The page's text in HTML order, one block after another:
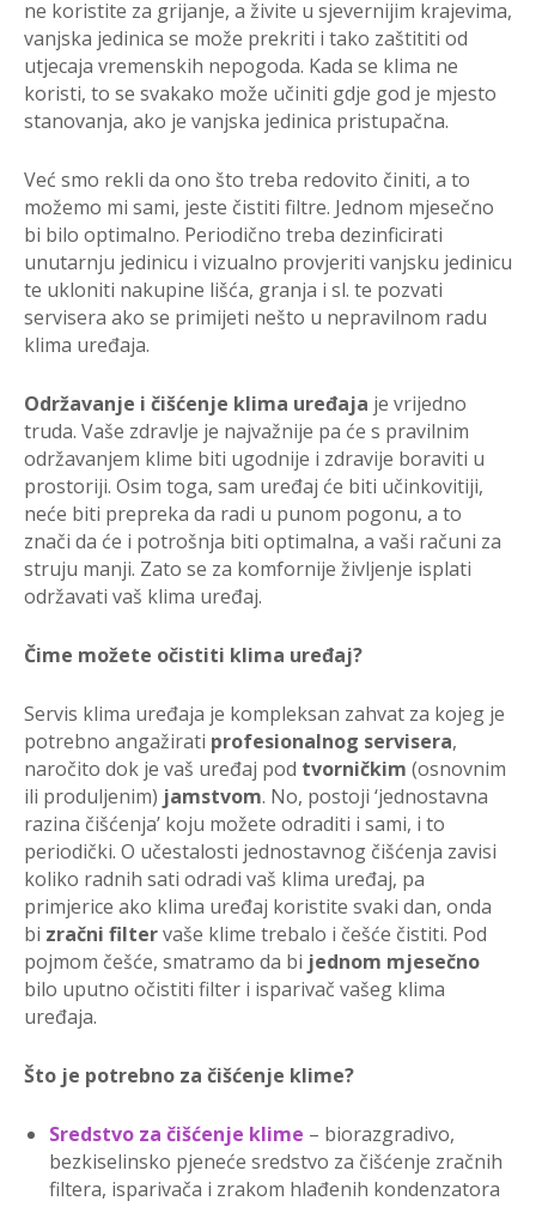
ne koristite za grijanje, a živite u sjevernijim krajevima,
vanjska jedinica se može prekriti i tako zaštititi od
utjecaja vremenskih nepogoda. Kada se klima ne
koristi, to se svakako može učiniti gdje god je mjesto
stanovanja, ako je vanjska jedinica pristupačna.
Već smo rekli da ono što treba redovito činiti, a to
možemo mi sami, jeste čistiti filtre. Jednom mjesečno
bi bilo optimalno. Periodično treba dezinficirati
unutarnju jedinicu i vizualno provjeriti vanjsku jedinicu
te ukloniti nakupine lišća, granja i sl. te pozvati
servisera ako se primijeti nešto u nepravilnom radu
klima uređaja.
Održavanje i čišćenje klima uređaja je vrijedno
truda. Vaše zdravlje je najvažnije pa će s pravilnim
održavanjem klime biti ugodnije i zdravije boraviti u
prostoriji. Osim toga, sam uređaj će biti učinkovitiji,
neće biti prepreka da radi u punom pogonu, a to
znači da će i potrošnja biti optimalna, a vaši računi za
struju manji. Zato se za komfornije življenje isplati
održavati vaš klima uređaj.
Čime možete očistiti klima uređaj?
Servis klima uređaja je kompleksan zahvat za kojeg je
potrebno angažirati profesionalnog servisera,
naročito dok je vaš uređaj pod tvorničkim (osnovnim
ili produljenim) jamstvom. No, postoji ‘jednostavna
razina čišćenja’ koju možete odraditi i sami, i to
periodički. O učestalosti jednostavnog čišćenja zavisi
koliko radnih sati odradi vaš klima uređaj, pa
primjerice ako klima uređaj koristite svaki dan, onda
bi zračni filtervaše klime trebalo i češće čistiti. Pod
pojmom češće, smatramo da bi jednom mjesečno
bilo uputno očistiti filter i isparivač vašeg klima
uređaja.
Što je potrebno za čišćenje klime?
Sredstvo za čišćenje klime – biorazgradivo,
bezkiselinsko pjeneće sredstvo za čišćenje zračnih
filtera, isparivača i zrakom hlađenih kondenzatora